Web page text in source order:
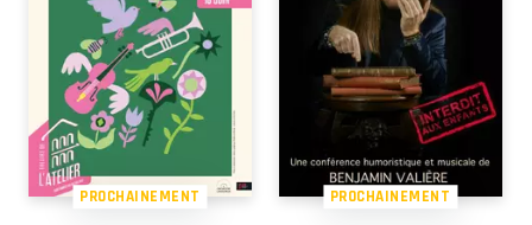
PROCHAINEMENT PROCHAINEMENT